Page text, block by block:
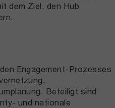
dem Ziel, den Hub
Engagement-Prozesses
Beteiligt sind
und nationale